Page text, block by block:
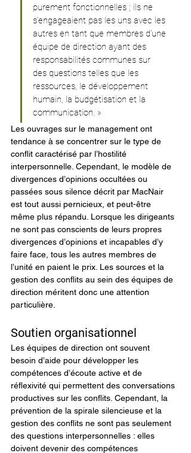
purement fonctionnelles ; ils ne
s’engageaient pas les uns avec les
autres en tant que membres d’une
équipe de direction ayant des
responsabilités communes sur
des questions telles que les
ressources, le développement
humain, la budgétisation et la
communication. »
Les ouvrages sur le management ont
tendance à se concentrer sur le type de
conflit caractérisé par l’hostilité
interpersonnelle. Cependant, le modèle de
divergences d’opinions occultées ou
passées sous silence décrit par MacNair
est tout aussi pernicieux, et peut-être
même plus répandu. Lorsque les dirigeants
ne sont pas conscients de leurs propres
divergences d’opinions et incapables d’y
faire face, tous les autres membres de
l’unité en paient le prix. Les sources et la
gestion des conflits au sein des équipes de
direction méritent donc une attention
particulière.
Soutien organisationnel
Les équipes de direction ont souvent
besoin d’aide pour développer les
compétences d’écoute active et de
réflexivité qui permettent des conversations
productives sur les conflits. Cependant, la
prévention de la spirale silencieuse et la
gestion des conflits ne sont pas seulement
des questions interpersonnelles : elles
doivent devenir des compétences